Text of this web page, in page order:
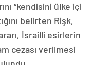
“kendisini ülke içi
belirten Rişk,
İsrailli esirlerin
cezası verilmesi